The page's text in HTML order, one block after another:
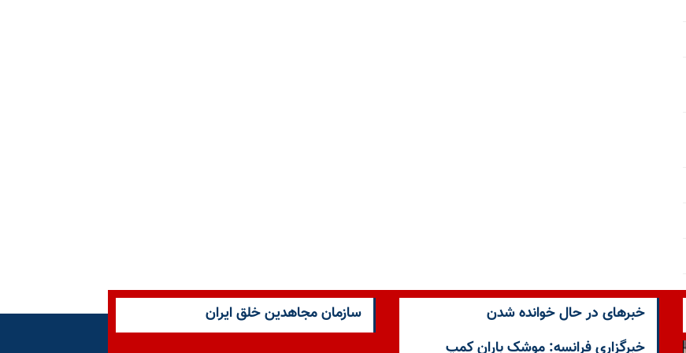
سازمان مجاهدین خلق ایران
خبرهای در حال خوانده شدن
خبرگزاری فرانسه: موشک باران کمپ